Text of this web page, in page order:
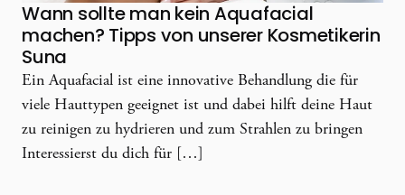
Wann sollte man kein Aquafacial
machen? Tipps von unserer Kosmetikerin
Suna
Ein Aquafacial ist eine innovative Behandlung die für
viele Hauttypen geeignet ist und dabei hilft deine Haut
zu reinigen zu hydrieren und zum Strahlen zu bringen
Interessierst du dich für […]